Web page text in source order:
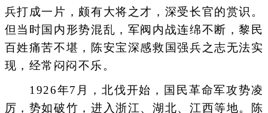
兵打成一片，颇有大将之才，深受长官的赏识。
但当时国内形势混乱，军阀内战连绵不断，黎民
百姓痛苦不堪，陈安宝深感救国强兵之志无法实
现，经常闷闷不乐。
1926年7月，北伐开始，国民革命军攻势凌
厉，势如破竹，进入浙江、湖北、江西等地。陈